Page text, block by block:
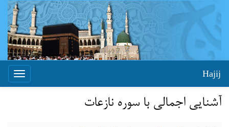
Toggle
Hajij
آشنایی اجمالي با سوره نازعات